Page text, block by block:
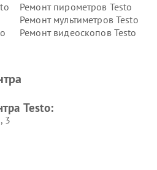
Ремонт пирометров Testo
Ремонт мультиметров Testo
Ремонт видеоскопов Testo
Testo:
3